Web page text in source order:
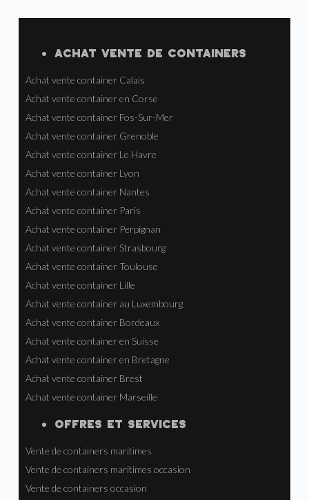
ACHAT VENTE DE CONTAINERS
Achat vente container Calais
Achat vente container en Corse
Achat vente container Fos-Sur-Mer
Achat vente container Grenoble
Achat vente container Le Havre
Achat vente container Lyon
Achat vente container Nantes
Achat vente container Paris
Achat vente container Perpignan
Achat vente container Strasbourg
Achat vente container Toulouse
Achat vente container Lille
Achat vente container au Luxembourg
Achat vente container Bordeaux
Achat vente container en Suisse
Achat vente container en Bretagne
Achat vente container Brest
Achat vente container Marseille
OFFRES ET SERVICES
Vente de containers maritimes
Vente de containers maritimes occasion
Vente de containers occasion